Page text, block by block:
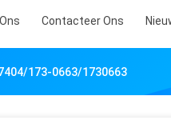
Contacteer Ons
173-0663/1730663